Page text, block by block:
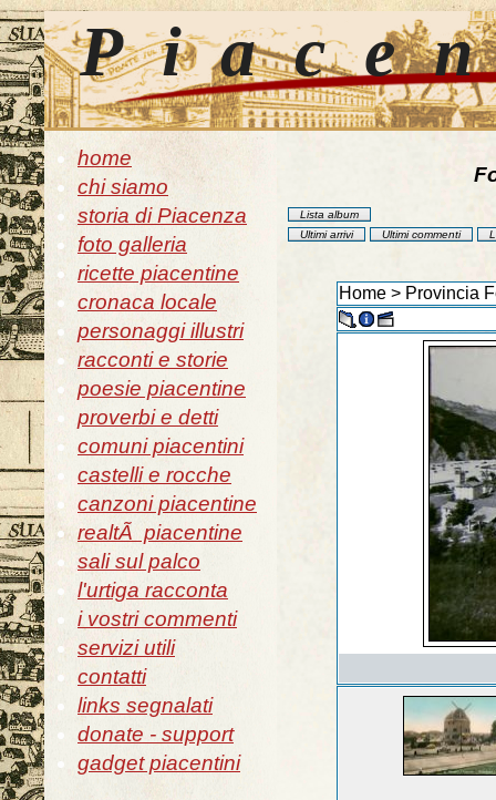
home
chi siamo
storia di Piacenza
foto galleria
ricette piacentine
cronaca locale
personaggi illustri
racconti e storie
poesie piacentine
proverbi e detti
comuni piacentini
castelli e rocche
canzoni piacentine
realtÃ piacentine
sali sul palco
l'urtiga racconta
i vostri commenti
servizi utili
contatti
links segnalati
donate - support
gadget piacentini
Lista album
Ultimi arrivi
Ultimi commenti
Home> Provincia